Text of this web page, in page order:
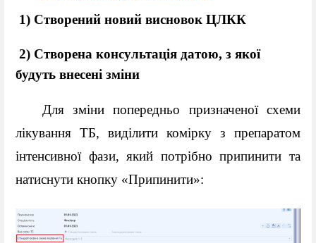
1) Створений новий висновок ЦЛКК
будуть внесені зміни
Для зміни попередньо призначеної схеми
лікування ТБ, виділити комірку з препаратом
інтенсивної фази, який потрібно припинити та
натиснути кнопку «Припинити»: